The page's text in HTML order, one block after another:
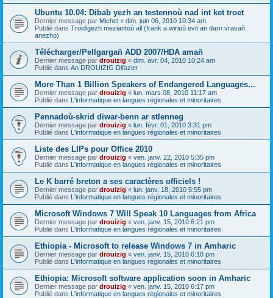
Ubuntu 10.04: Dibab yezh an testennoù nad int ket troet
Dernier message par Michel « dim. juin 06, 2010 10:34 am
Publié dans Troidigezh meziantoù all (frank a wirioù evit an darn vrasañ
anezho)
Télécharger/Pellgargañ ADD 2007/HDA amañ
Dernier message par drouizig « dim. avr. 04, 2010 10:24 am
Publié dans An DROUIZIG Difazier
More Than 1 Billion Speakers of Endangered Languages...
Dernier message par drouizig « lun. mars 08, 2010 11:17 am
Publié dans L'informatique en langues régionales et minoritaires
Pennadoù-skrid diwar-benn ar stlenneg
Dernier message par drouizig « lun. févr. 01, 2010 3:31 pm
Publié dans L'informatique en langues régionales et minoritaires
Liste des LIPs pour Office 2010
Dernier message par drouizig « ven. janv. 22, 2010 5:35 pm
Publié dans L'informatique en langues régionales et minoritaires
Le K barré breton a ses caractères officiels !
Dernier message par drouizig « lun. janv. 18, 2010 5:55 pm
Publié dans L'informatique en langues régionales et minoritaires
Microsoft Windows 7 Will Speak 10 Languages from Africa
Dernier message par drouizig « ven. janv. 15, 2010 6:21 pm
Publié dans L'informatique en langues régionales et minoritaires
Ethiopia - Microsoft to release Windows 7 in Amharic
Dernier message par drouizig « ven. janv. 15, 2010 6:18 pm
Publié dans L'informatique en langues régionales et minoritaires
Ethiopia: Microsoft software application soon in Amharic
Dernier message par drouizig « ven. janv. 15, 2010 6:17 pm
Publié dans L'informatique en langues régionales et minoritaires